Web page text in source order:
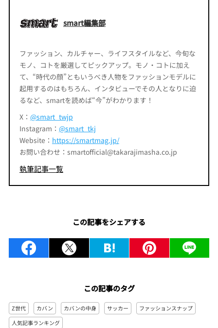
smart編集部
ファッション、カルチャー、ライフスタイルなど、今旬な
モノ、コトを厳選してピックアップ。モノ・コトに加え
て、“時代の顔”ともいうべき人物をファッションモデルに
起用するのはもちろん、インタビューでその人となりに迫
るなど、smartを読めば“今”がわかります！
X： @smart_twjp
Instagram： @smart_tkj
Website： https://smartmag.jp/
お問い合わせ：smartofficial@takarajimasha.co.jp
執筆記事一覧
この記事をシェアする
この記事のタグ
Z世代 カバン カバンの中身 サッカー
ファッションスナップ
人気記事ランキング